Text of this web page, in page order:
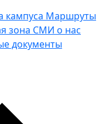
кампуса Маршруты
зона СМИ о нас
документы